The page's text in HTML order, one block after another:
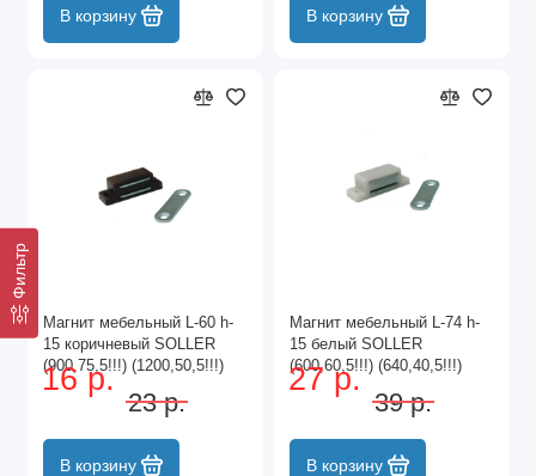
Фильтр
В корзину В корзину
Магнит мебельный L-60 h-
15 коричневый SOLLER
(900,75,5!!!) (1200,50,5!!!)
16 р.
23 р.
В корзину
Магнит мебельный L-74 h-
15 белый SOLLER
(600,60,5!!!) (640,40,5!!!)
27 р.
39 р.
В корзину